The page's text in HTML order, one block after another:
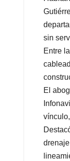
sin
Entre
El